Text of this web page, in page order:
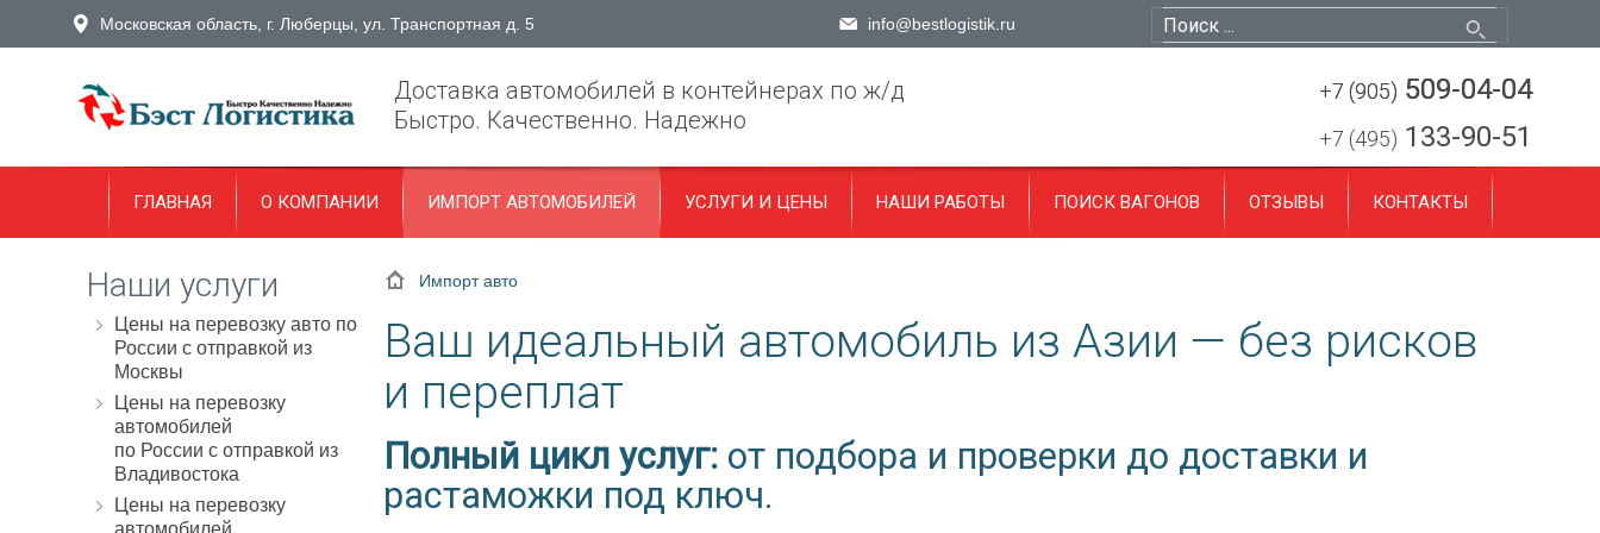
info@bestlogistik.ru
Московская область, г. Люберцы, ул. Транспортная д. 5
Доставка автомобилей в контейнерах по ж/д
Быстро. Качественно. Надежно
+7 (905) 509-04-04
+7 (495) 133-90-51
+7 (905) 509-04-04
ГЛАВНАЯ О КОМПАНИИ ИМПОРТ АВТОМОБИЛЕЙ УСЛУГИ И ЦЕНЫ НАШИ РАБОТЫ ПОИСК ВАГОНОВ ОТЗЫВЫ КОНТАКТЫ
Наши услуги
Цены на перевозку авто по
России с отправкой из
Москвы
Цены на перевозку
автомобилей
по России с отправкой из
Владивостока
Цены на перевозку
автомобилей
Импорт авто
Ваш идеальный автомобиль из Азии — без рисков
и переплат
Полный цикл услуг: от подбора и проверки до доставки и
растаможки под ключ.